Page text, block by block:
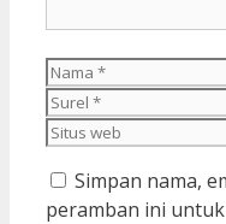
Nama
Simpan nama,
peramban ini